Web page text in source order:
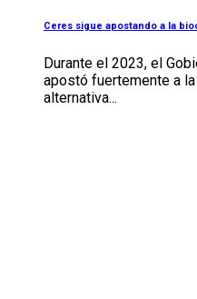
Ceres sigue apostando a la
Durante el 2023, el
apostó fuertemente a
alternativa...